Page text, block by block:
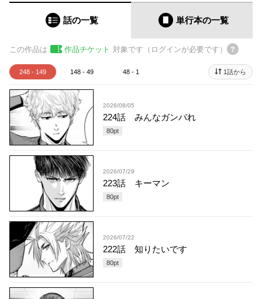
話の一覧 単行本の一覧
この作品は 作品チケット 対象です（ログインが必要です）
248 - 149 148 - 49 48 - 1 1話から
2026/08/05
224話 みんなガンバれ
80pt
2026/07/29
223話 キーマン
80pt
2026/07/22
222話 知りたいです
80pt